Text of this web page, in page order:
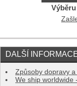
DALŠÍ
Způsoby dopravy a
We ship worldwide